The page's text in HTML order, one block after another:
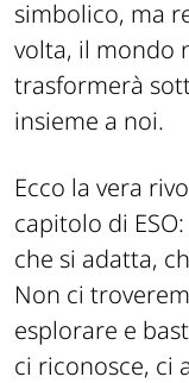
simbolico, ma
volta, il mondo
trasformerà
insieme a noi.
Ecco la vera
capitolo di
che si adatta,
Non ci
esplorare e
ci riconosce, ci